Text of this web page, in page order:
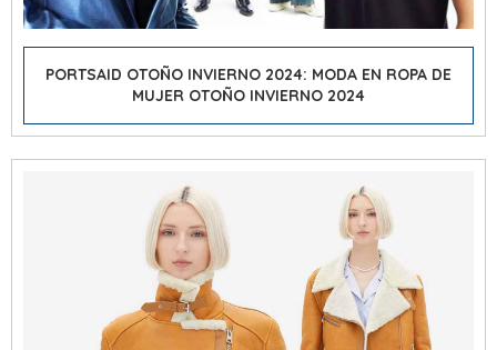
PORTSAID OTOÑO INVIERNO 2024: MODA EN ROPA DE
MUJER OTOÑO INVIERNO 2024